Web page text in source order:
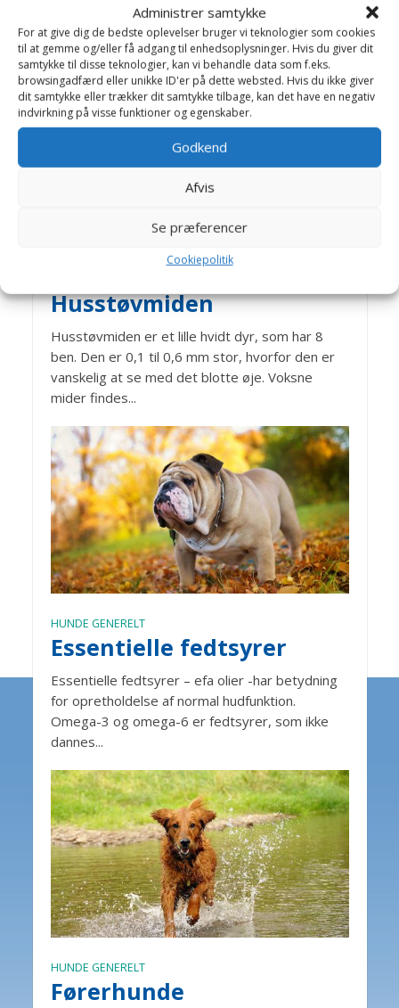
Administrer samtykke
For at give dig de bedste oplevelser bruger vi teknologier som cookies
til at gemme og/eller få adgang til enhedsoplysninger. Hvis du giver dit
samtykke til disse teknologier, kan vi behandle data som f.eks.
browsingadfærd eller unikke ID'er på dette websted. Hvis du ikke giver
dit samtykke eller trækker dit samtykke tilbage, kan det have en negativ
indvirkning på visse funktioner og egenskaber.
Godkend
Afvis
Se præferencer
Cookiepolitik
hunde kan godt lide at æde den nyfaldne sne.
Som regel giver det heller ikke et problem, men
hvis...
Husstøvmiden
Husstøvmiden er et lille hvidt dyr, som har 8
ben. Den er 0,1 til 0,6 mm stor, hvorfor den er
vanskelig at se med det blotte øje. Voksne
mider findes...
HUNDE GENERELT
Essentielle fedtsyrer
Essentielle fedtsyrer – efa olier -har betydning
for opretholdelse af normal hudfunktion.
Omega-3 og omega-6 er fedtsyrer, som ikke
dannes...
HUNDE GENERELT
Førerhunde